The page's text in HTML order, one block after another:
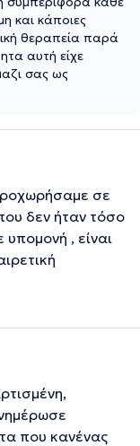
και κάποιες
θεραπεία παρά
αυτή είχε
σας ως
σε
δεν ήταν τόσο
υπομονή , είναι
που κανένας